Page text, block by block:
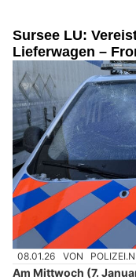
Sursee LU:
Lieferwagen –
08.01.26 VON
Am Mittwoch (7.